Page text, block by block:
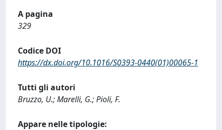
A pagina
329
Codice DOI
https://dx.doi.org/10.1016/S0393-0440(01)00065-1
Tutti gli autori
Bruzzo, U.; Marelli, G.; Pioli, F.
Appare nelle tipologie: